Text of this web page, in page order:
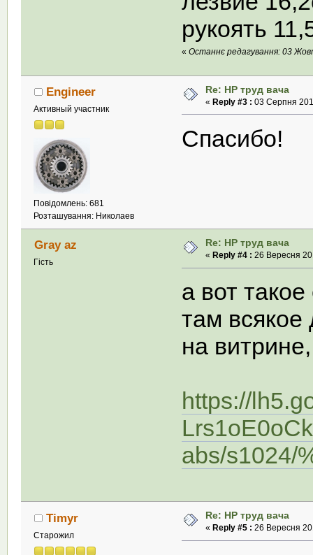
рукоять
«Останнє редагування: 03
Engineer
Активный участник
Повідомлень: 681
Розташування: Николаев
Re: НР труд вача
« Reply #3 : 03 Серпня
Спасибо!
Gray az
Гість
Re: НР труд вача
« Reply #4 : 26 Вересня
а вот
там всякое
на
https://
abs/s1024/
Timyr
Старожил
Re: НР труд вача
« Reply #5 : 26 Вересня